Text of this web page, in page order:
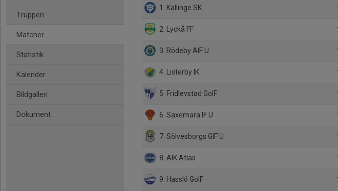
Truppen
Matcher
Statistik
Kalender
Bildgalleri
Dokument
1. Kallinge SK
2. Lyckå FF
3. Rödeby AIF U
4. Listerby IK
5. Fridlevstad GoIF
6. Saxemara IF U
7. Sölvesborgs GIF U
8. AIK Atlas
9. Hasslö GoIF